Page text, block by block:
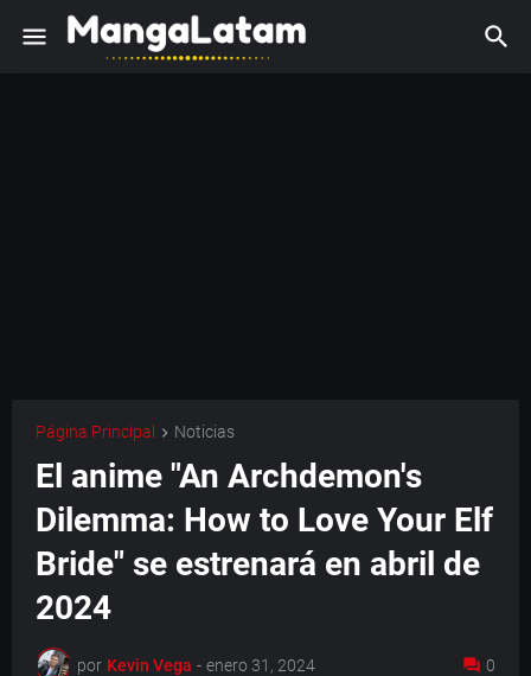
Página Principal Noticias
El anime "An Archdemon's
Dilemma: How to Love Your Elf
Bride" se estrenará en abril de
2024
por Kevin Vega - enero 31, 2024 0